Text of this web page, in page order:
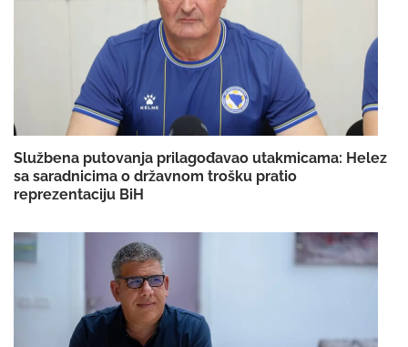
Službena putovanja prilagođavao utakmicama: Helez
sa saradnicima o državnom trošku pratio
reprezentaciju BiH